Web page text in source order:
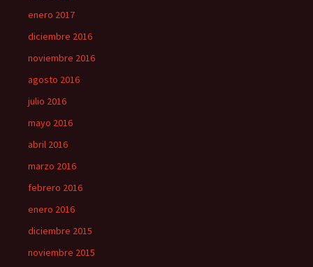
enero 2017
diciembre 2016
noviembre 2016
agosto 2016
julio 2016
mayo 2016
abril 2016
marzo 2016
febrero 2016
enero 2016
diciembre 2015
noviembre 2015